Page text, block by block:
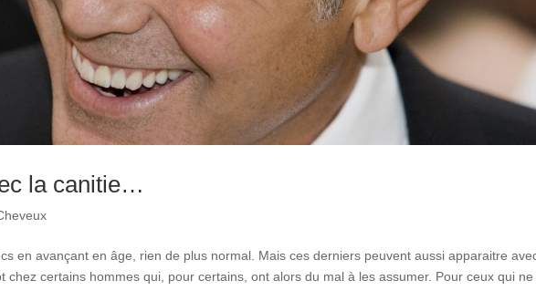
la canitie…
en avançant en âge, rien de plus normal. Mais ces derniers peuvent aussi apparaitre
chez certains hommes qui, pour certains, ont alors du mal à les assumer. Pour ceux qui ne